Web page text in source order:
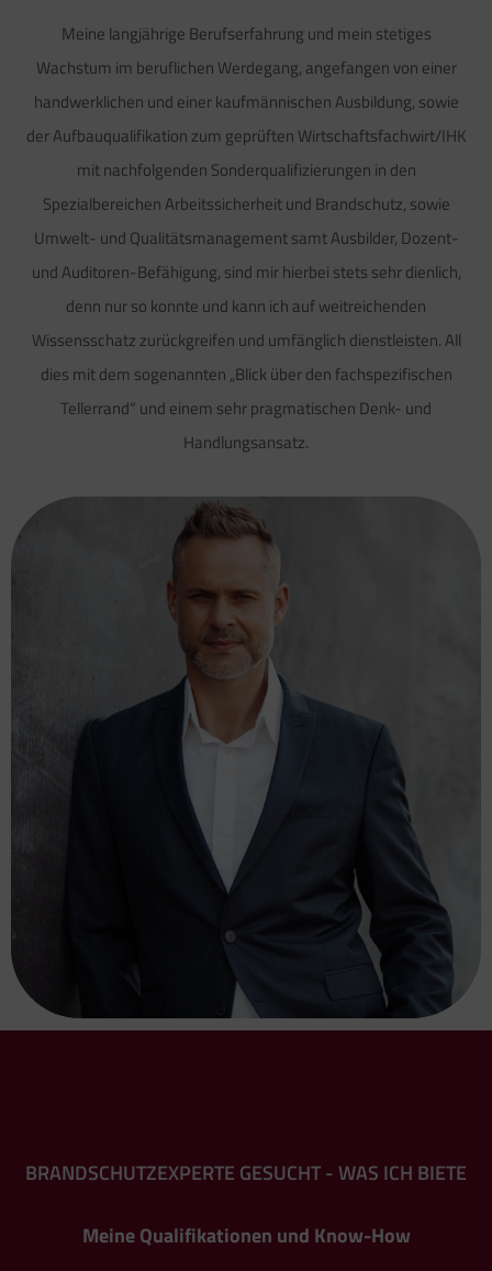
Meine langjährige Berufserfahrung und mein stetiges
Wachstum im beruflichen Werdegang, angefangen von einer
handwerklichen und einer kaufmännischen Ausbildung, sowie
der Aufbauqualifikation zum geprüften Wirtschaftsfachwirt/IHK
mit nachfolgenden Sonderqualifizierungen in den
Spezialbereichen Arbeitssicherheit und Brandschutz, sowie
Umwelt- und Qualitätsmanagement samt Ausbilder, Dozent-
und Auditoren-Befähigung, sind mir hierbei stets sehr dienlich,
denn nur so konnte und kann ich auf weitreichenden
Wissensschatz zurückgreifen und umfänglich dienstleisten. All
dies mit dem sogenannten „Blick über den fachspezifischen
Tellerrand“ und einem sehr pragmatischen Denk- und
Handlungsansatz.
BRANDSCHUTZEXPERTE GESUCHT - WAS ICH BIETE
Meine Qualifikationen und Know-How